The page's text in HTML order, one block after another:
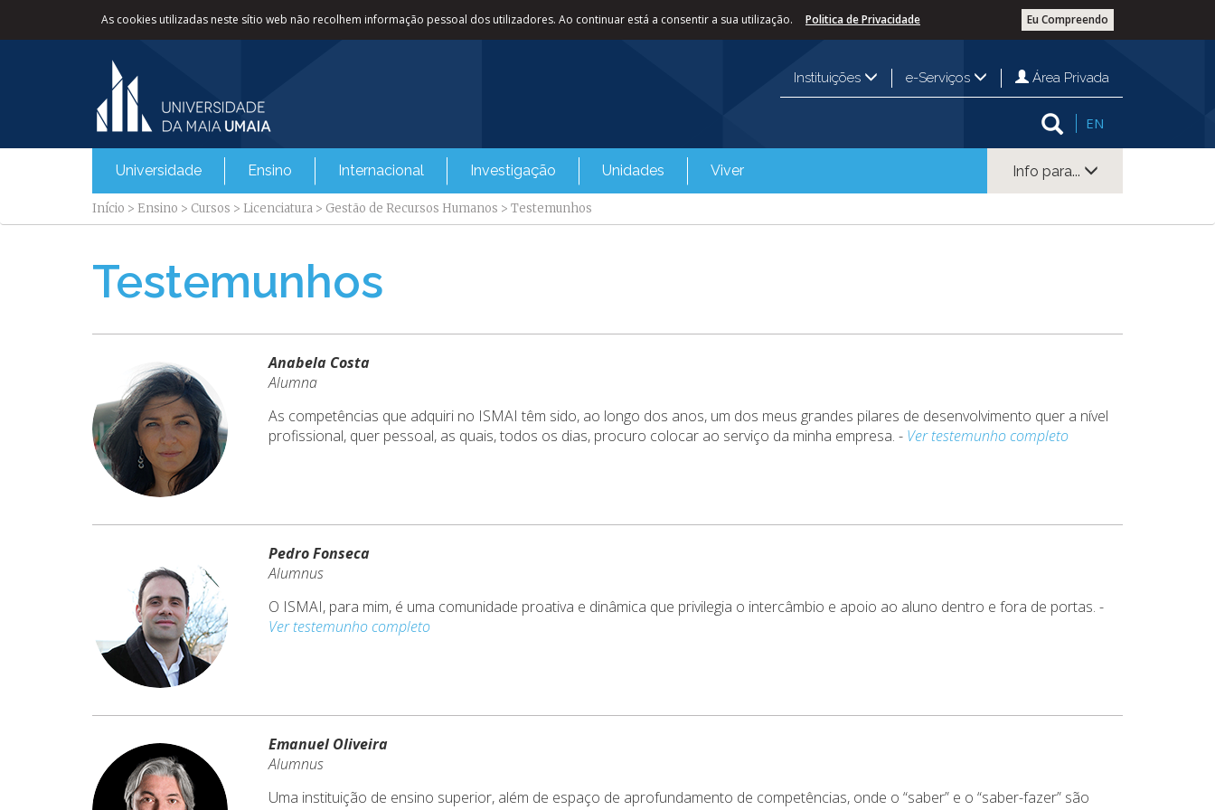
As cookies utilizadas neste sítio web não recolhem informação pessoal dos utilizadores. Ao continuar está a consentir a sua utilização. Eu Compreendo
Politica de Privacidade
Instituições e-Serviços Área Privada
EN
Universidade Ensino Internacional Investigação Unidades Viver Info para...
Início > Ensino > Cursos > Licenciatura > Gestão de Recursos Humanos > Testemunhos
Testemunhos
Anabela Costa
Alumna
As competências que adquiri no ISMAI têm sido, ao longo dos anos, um dos meus grandes pilares de desenvolvimento quer a nível
profissional, quer pessoal, as quais, todos os dias, procuro colocar ao serviço da minha empresa. - Ver testemunho completo
Pedro Fonseca
Alumnus
O ISMAI, para mim, é uma comunidade proativa e dinâmica que privilegia o intercâmbio e apoio ao aluno dentro e fora de portas. -
Ver testemunho completo
Emanuel Oliveira
Alumnus
Uma instituição de ensino superior, além de espaço de aprofundamento de competências, onde o “saber” e o “saber-fazer” são